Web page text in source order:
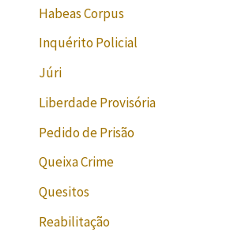
Habeas Corpus
Inquérito Policial
Júri
Liberdade Provisória
Pedido de Prisão
Queixa Crime
Quesitos
Reabilitação